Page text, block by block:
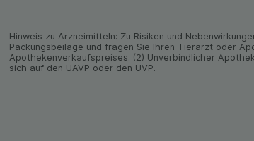
Hinweis zu Arzneimitteln: Zu Risiken und
Packungs­beilage und fragen Sie Ihren Tier­arzt oder
Apothekenverkaufspreises. (2) Unverbindlicher
sich auf den UAVP oder den UVP.